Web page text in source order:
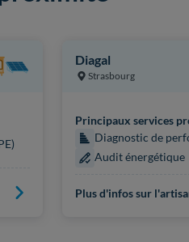
Diagal
Strasbourg
Principaux services
Diagnostic de
Audit énergétique
Plus d'infos sur